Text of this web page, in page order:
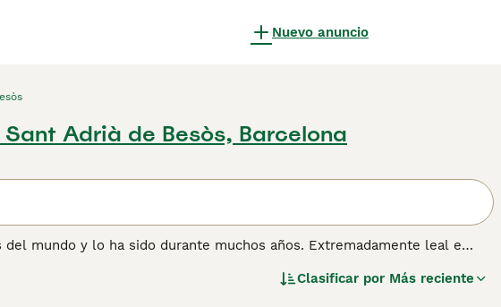
Nuevo anuncio
Sant Adrià de Besòs, Barcelona
mundo y lo ha sido durante muchos años. Extremadamente leal e
fuerzas policiales en muchos países, y también juegan un papel
Clasificar por Más reciente